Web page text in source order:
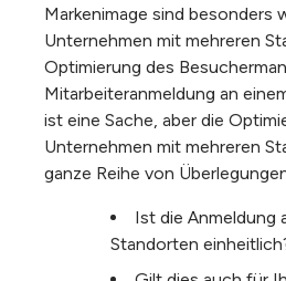
Markenimage sind besonders
Unternehmen mit mehreren
Optimierung des
Mitarbeiteranmeldung an
ist eine Sache, aber die
Unternehmen mit mehreren
ganze Reihe von
Ist die Anmeldung
Standorten